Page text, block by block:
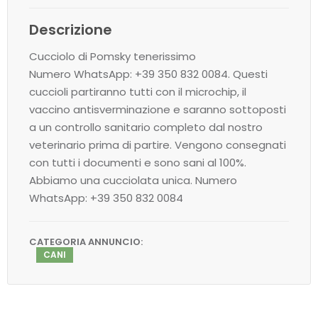
Descrizione
Cucciolo di Pomsky tenerissimo
Numero WhatsApp: +39 350 832 0084. Questi
cuccioli partiranno tutti con il microchip, il
vaccino antisverminazione e saranno sottoposti
a un controllo sanitario completo dal nostro
veterinario prima di partire. Vengono consegnati
con tutti i documenti e sono sani al 100%.
Abbiamo una cucciolata unica. Numero
WhatsApp: +39 350 832 0084
CATEGORIA ANNUNCIO:
CANI